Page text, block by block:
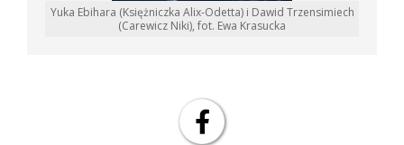
Yuka Ebihara (Księżniczka Alix-Odetta) i Dawid Trzensimiech
(Carewicz Niki), fot. Ewa Krasucka